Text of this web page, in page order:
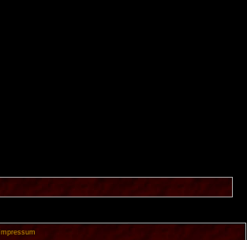
Impressum